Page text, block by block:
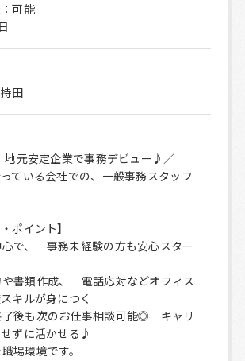
可能
田
地元安定企業で事務デビュー♪／
ている会社での、一般事務スタッフ
ポイント】
で、 事務未経験の方も安心スター
や書類作成、 電話応対などオフィス
キルが身につく
了後も次のお仕事相談可能◎ キャリ
ずに活かせる♪
場環境です。